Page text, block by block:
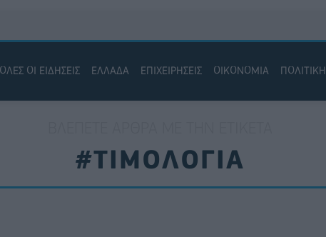
ΟΛΕΣ ΟΙ ΕΙΔΗΣΕΙΣ ΕΛΛΑΔΑ ΕΠΙΧΕΙΡΗΣΕΙΣ ΟΙΚΟΝΟΜΙΑ ΠΟΛΙΤΙΚΗ
#ΤΙΜΟΛΟΓΙΑ